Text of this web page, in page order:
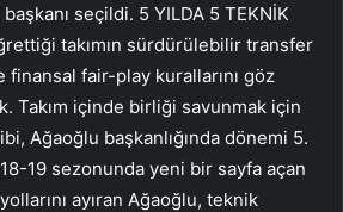
seçildi. 5 YILDA 5 TEKNİK
takımın sürdürülebilir transfer
finansal fair-play kurallarını göz
Takım içinde birliği savunmak için
Ağaoğlu başkanlığında dönemi 5.
19 sezonunda yeni bir sayfa açan
ayıran Ağaoğlu, teknik